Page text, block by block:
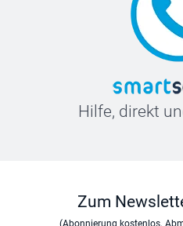
Hilfe, direkt
Zum
(Abonnierung kostenlos.